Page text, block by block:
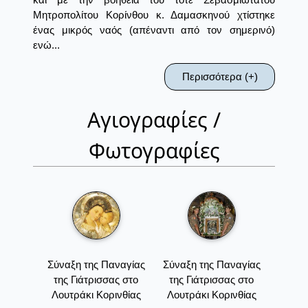
Μητροπολίτου Κορίνθου κ. Δαμασκηνού χτίστηκε
ένας μικρός ναός (απέναντι από τον σημερινό)
ενώ...
Περισσότερα (+)
Αγιογραφίες /
Φωτογραφίες
Σύναξη της Παναγίας
της Γιάτρισσας στο
Λουτράκι Κορινθίας
Σύναξη της Παναγίας
της Γιάτρισσας στο
Λουτράκι Κορινθίας